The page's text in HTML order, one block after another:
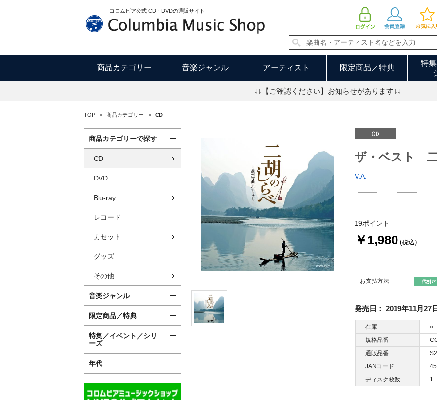
コロムビア公式 CD・DVDの通販サイト
商品カテゴリー 音楽ジャンル アーティスト 限定商品／特典
特
↓↓【ご確認ください】お知らせがあります↓↓
TOP > 商品カテゴリー > CD
ザ・ベスト
V.A.
19ポイント
￥1,980 (税込)
お支払方法
発売日： 2019年11月27日
在庫
○
規格品番
通販品番
JANコード
ディスク枚数
1
商品カテゴリーで探す
CD
DVD
Blu-ray
レコード
カセット
グッズ
その他
音楽ジャンル
限定商品／特典
特集／イベント／シリ
ーズ
年代